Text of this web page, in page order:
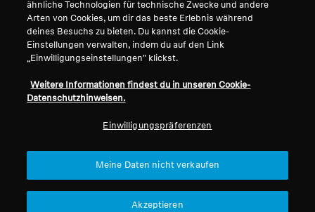
Impressum
Vertrag widerrufen
Globale Datenschutzrichtlinie
Allgemeine
Koordinierte Richtlinie zur
Offenlegung von Schwachstellen
Unser Unternehmen
Pressekontakte
Markenbotschafter
ähnliche Technologien für technische Zwecke und andere
Arten von Cookies, um dir das beste Erlebnis während
deines Besuchs zu bieten. Du kannst die Cookie-
Einstellungen verwalten, indem du auf den Link
„Einwilligungseinstellungen" klickst.
Weitere Informationen findest du in unseren Cookie-
Datenschutzhinweisen.
Einwilligungspräferenzen
Meine Daten nicht verkaufen
Akzeptieren